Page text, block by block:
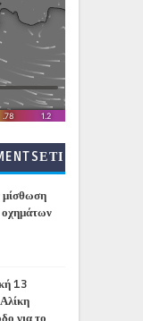
μίσθωση
οχημάτων
13